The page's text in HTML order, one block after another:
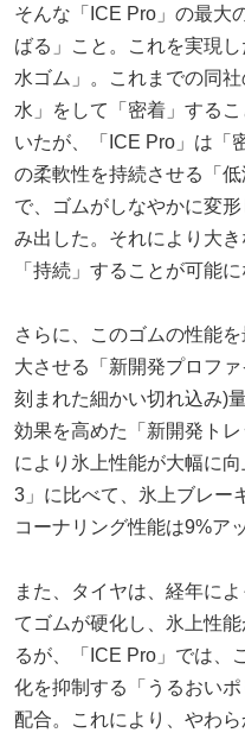
そんな「ICE Pro」の最大
ばる」こと。これを実現
水ゴム」。これまでの同
水」をして「密着」する
いたが、「ICE Pro」は「
の柔軟性を持続させる「
で、ゴムがしなやかに変
み出した。それにより大
「持続」することが可能に
さらに、このゴムの性能
大させる「新開発プロフ
刻まれた細かい切れ込み)
効果を高めた「新開発ト
により氷上性能が大幅に
3」に比べて、氷上ブレー
コーナリング性能は9%ア
また、タイヤは、経年に
てゴムが硬化し、氷上性
るが、「ICE Pro」では、
化を抑制する「うるおい
配合。これにより、やわ